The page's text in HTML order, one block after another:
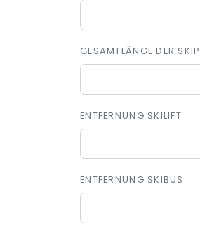
GESAMTLÄNGE DER
ENTFERNUNG SKILIFT
ENTFERNUNG SKIBUS